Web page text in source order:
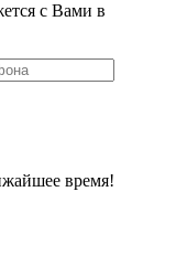
с Вами в
время!